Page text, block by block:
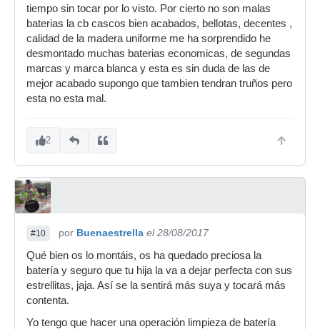
tiempo sin tocar por lo visto. Por cierto no son malas
baterias la cb cascos bien acabados, bellotas, decentes ,
calidad de la madera uniforme me ha sorprendido he
desmontado muchas baterias economicas, de segundas
marcas y marca blanca y esta es sin duda de las de
mejor acabado supongo que tambien tendran truños pero
esta no esta mal.
2
#10 por Buenaestrella el 28/08/2017
Qué bien os lo montáis, os ha quedado preciosa la
batería y seguro que tu hija la va a dejar perfecta con sus
estrellitas, jaja. Así se la sentirá más suya y tocará más
contenta.
Yo tengo que hacer una operación limpieza de batería